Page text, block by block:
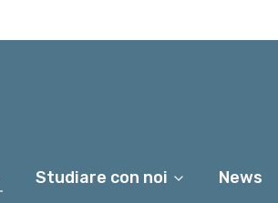
Studiare con noi News